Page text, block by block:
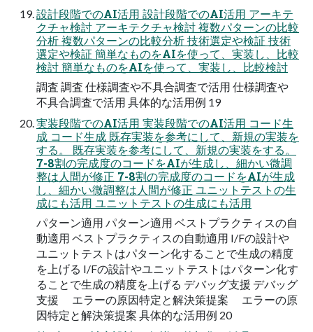
設計段階でのAI活用 設計段階でのAI活用 アーキテ
クチャ検討 アーキテクチャ検討 複数パターンの比較
分析 複数パターンの比較分析 技術選定や検証 技術
選定や検証 簡単なものをAIを使って、実装し、比較
検討 簡単なものをAIを使って、実装し、比較検討
調査 調査 仕様調査や不具合調査で活用 仕様調査や
不具合調査で活用 具体的な活用例 19
実装段階でのAI活用 実装段階でのAI活用 コード生
成 コード生成 既存実装を参考にして、新規の実装を
する。 既存実装を参考にして、新規の実装をする。
7-8割の完成度のコードをAIが生成し、細かい微調
整は人間が修正 7-8割の完成度のコードをAIが生成
し、細かい微調整は人間が修正 ユニットテストの生
成にも活用 ユニットテストの生成にも活用
パターン適用 パターン適用 ベストプラクティスの自
動適用 ベストプラクティスの自動適用 I/Fの設計や
ユニットテストはパターン化することで生成の精度
を上げる I/Fの設計やユニットテストはパターン化す
ることで生成の精度を上げる デバッグ支援 デバッグ
支援 エラーの原因特定と解決策提案 エラーの原
因特定と解決策提案 具体的な活用例 20